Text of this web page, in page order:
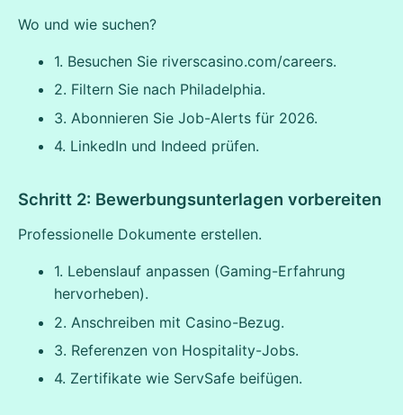
Wo und wie suchen?
1. Besuchen Sie riverscasino.com/careers.
2. Filtern Sie nach Philadelphia.
3. Abonnieren Sie Job-Alerts für 2026.
4. LinkedIn und Indeed prüfen.
Schritt 2: Bewerbungsunterlagen vorbereiten
Professionelle Dokumente erstellen.
1. Lebenslauf anpassen (Gaming-Erfahrung
hervorheben).
2. Anschreiben mit Casino-Bezug.
3. Referenzen von Hospitality-Jobs.
4. Zertifikate wie ServSafe beifügen.